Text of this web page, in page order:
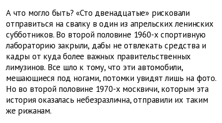
А что могло быть? «Сто двенадцатые» рисковали
отправиться на свалку в один из апрельских ленинских
субботников. Во второй половине 1960-х спортивную
лабораторию закрыли, дабы не отвлекать средства и
кадры от куда более важных правительственных
лимузинов. Все шло к тому, что эти автомобили,
мешающиеся под ногами, потомки увидят лишь на фото.
Но во второй половине 1970-х москвичи, которым эта
история оказалась небезразлична, отправили их таким
же рижанам.